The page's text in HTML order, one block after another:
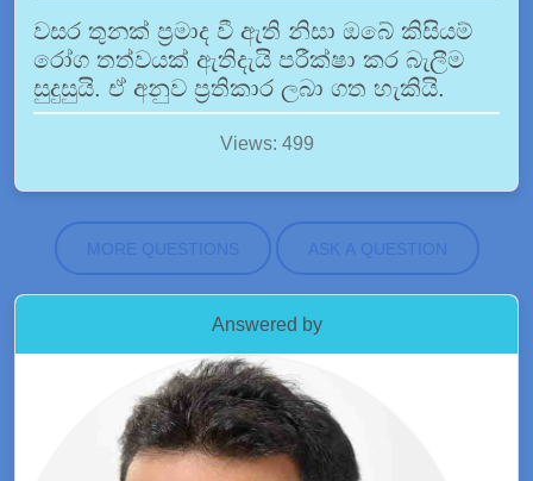
වසර තුනක් ප්‍රමාද වී ඇති නිසා ඔබේ කිසියම්
රෝග තත්වයක් ඇතිදැයි පරීක්ෂා කර බැලීම
සුදුසුයි. ඒ අනුව ප්‍රතිකාර ලබා ගත හැකියි.
Views: 499
MORE QUESTIONS ASK A QUESTION
Answered by